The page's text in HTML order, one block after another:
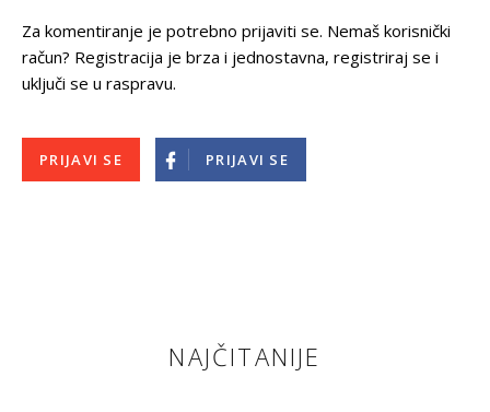
Za komentiranje je potrebno prijaviti se. Nemaš korisnički
račun? Registracija je brza i jednostavna, registriraj se i
uključi se u raspravu.
PRIJAVI SE PRIJAVI SE
NAJČITANIJE